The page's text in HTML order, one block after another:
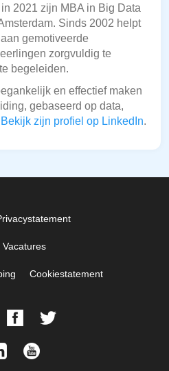
2021 zijn MBA in Big Data
Sinds 2002 helpt
gemotiveerde
zorgvuldig te
begeleiden.
en effectief maken
gebaseerd op data,
Bekijk zijn profiel op LinkedIn.
Vacatures
Cookiestatement